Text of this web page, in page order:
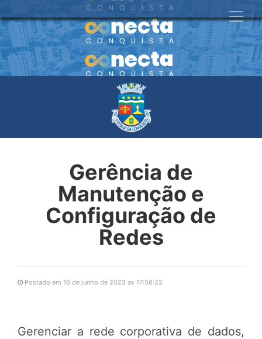
Gerência de
Manutenção e
Configuração de
Redes
Postado em 16 de junho de 2023 as 17:56:22
Gerenciar a rede corporativa de dados,